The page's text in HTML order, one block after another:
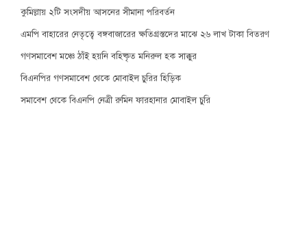
কুমিল্লায় ২টি সংসদীয় আসনের সীমানা পরিবর্তন
এমপি বাহারের নেতৃত্বে বঙ্গবাজারের ক্ষতিগ্রস্তদের মাঝে ২৬ লাখ টাকা বিতরণ
গণসমাবেশ মঞ্চে ঠাঁই হয়নি বহিষ্কৃত মনিরুল হক সাক্কুর
বিএনপির গণসমাবেশ থেকে মোবাইল চুরির হিড়িক
সমাবেশ থেকে বিএনপি নেত্রী রুমিন ফারহানার মোবাইল চুরি